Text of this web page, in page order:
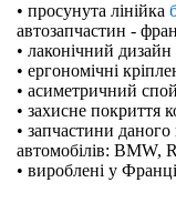
• просунута лінійка
автозапчастин -
• лаконічний дизайн
• ергономічні
• асиметричний
• захисне покриття
• запчастини
автомобілів: BMW,
• вироблені у